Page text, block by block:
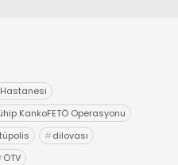
KankoFETÖ Operasyonu
#dilovası
ÖTV